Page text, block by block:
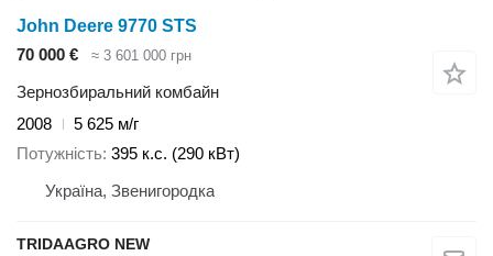
John Deere 9770 STS
70 000 €
≈ 3 601 000 грн
Зернозбиральний комбайн
2008
5 625 м/г
Потужність 395 к.с. (290 кВт)
Україна, Звенигородка
TRIDAAGRO NEW